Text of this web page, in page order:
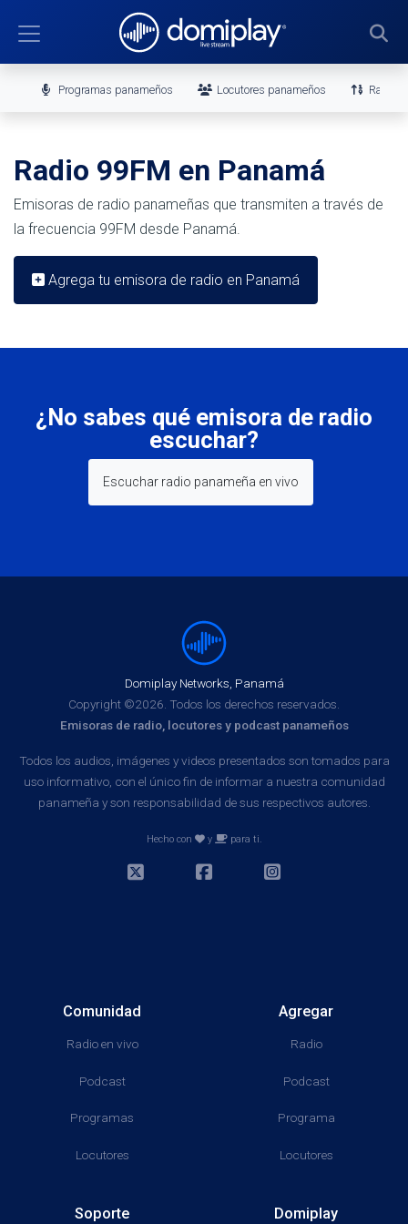
Programas panameños Locutores panameños
Radio 99FM en Panamá
Emisoras de radio panameñas que transmiten a través de
la frecuencia 99FM desde Panamá.
Agrega tu emisora de radio en Panamá
¿No sabes qué emisora de radio
escuchar?
Escuchar radio panameña en vivo
Domiplay Networks, Panamá
Copyright ©2026. Todos los derechos reservados.
Emisoras de radio, locutores y podcast panameños
Todos los audios, imágenes y videos presentados son tomados para
uso informativo, con el único fin de informar a nuestra comunidad
panameña y son responsabilidad de sus respectivos autores.
Hecho con y para ti.
Comunidad
Radio en vivo
Podcast
Programas
Locutores
Agregar
Radio
Podcast
Programa
Locutores
Soporte Domiplay